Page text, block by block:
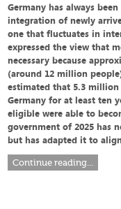
Germany has always
integration of newly
one that fluctuates in
expressed the view that
necessary because
(around 12 million
estimated that 5.3
Germany for at least ten
eligible were able to
government of 2025 has
but has adapted it to
Continue reading...